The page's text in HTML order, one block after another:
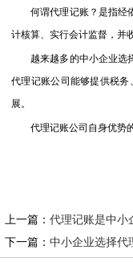
何谓代理记账？是指经依
计核算、实行会计监督，并
越来越多的中小企业选择
代理记账公司能够提供税
展。
代理记账公司自身优势的
上一篇： 代理记账是中小
下一篇： 中小企业选择代